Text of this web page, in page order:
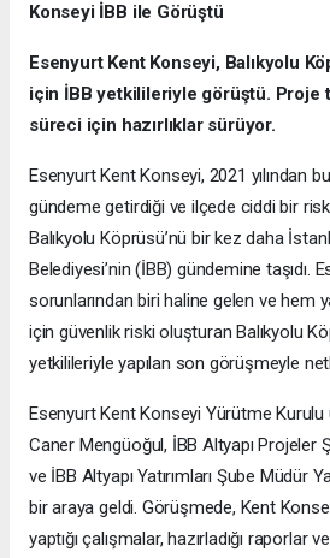
Konseyi İBB ile Görüştü
Esenyurt Kent Konseyi, Balıkyolu
için İBB yetkilileriyle görüştü. Proje
süreci için hazırlıklar sürüyor.
Esenyurt Kent Konseyi, 2021 yılından
gündeme getirdiği ve ilçede ciddi bir
Balıkyolu Köprüsü’nü bir kez daha
Belediyesi’nin (İBB) gündemine taşıdı.
sorunlarından biri haline gelen ve hem
için güvenlik riski oluşturan Balıkyolu
yetkilileriyle yapılan son görüşmeyle
Esenyurt Kent Konseyi Yürütme
Caner Mengüoğul, İBB Altyapı Projeler
ve İBB Altyapı Yatırımları Şube Müdür
bir araya geldi. Görüşmede, Kent
yaptığı çalışmalar, hazırladığı raporlar